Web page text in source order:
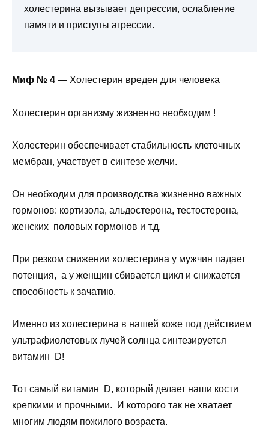
холестерина вызывает депрессии, ослабление
памяти и приступы агрессии.
Миф № 4 — Холестерин вреден для человека
Холестерин организму жизненно необходим !
Холестерин обеспечивает стабильность клеточных
мембран, участвует в синтезе желчи.
Он необходим для производства жизненно важных
гормонов: кортизола, альдостерона, тестостерона,
женских половых гормонов и т.д.
При резком снижении холестерина у мужчин падает
потенция, а у женщин сбивается цикл и снижается
способность к зачатию.
Именно из холестерина в нашей коже под действием
ультрафиолетовых лучей солнца синтезируется
витамин D!
Тот самый витамин D, который делает наши кости
крепкими и прочными. И которого так не хватает
многим людям пожилого возраста.